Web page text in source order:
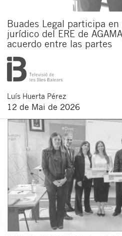
Buades Legal participa
jurídico del ERE de
acuerdo entre las partes
Luís Huerta Pérez
12 de Mai de 2026